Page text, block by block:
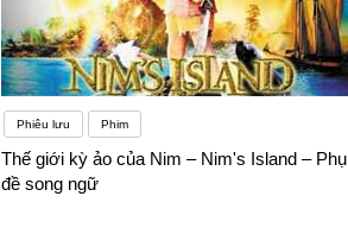
Phiêu lưu Phim
Thế giới kỳ ảo của Nim – Nim's Island – Phụ
đề song ngữ